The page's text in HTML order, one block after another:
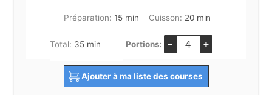
Préparation: 15minutes
min Cuisson: 20minutes
min
Total: 35minutes
min Portions: – +
Ajouter à ma liste des courses